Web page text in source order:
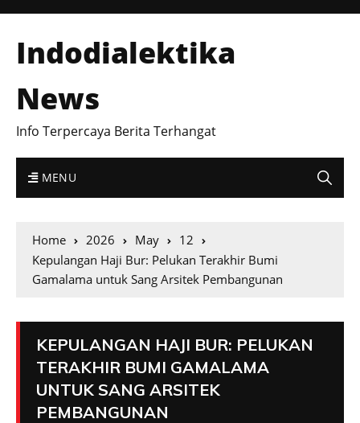
Indodialektika
News
Info Terpercaya Berita Terhangat
MENU
Home 2026 May
12
Kepulangan Haji Bur: Pelukan Terakhir Bumi
Gamalama untuk Sang Arsitek Pembangunan
KEPULANGAN HAJI BUR: PELUKAN
TERAKHIR BUMI GAMALAMA
UNTUK SANG ARSITEK
PEMBANGUNAN